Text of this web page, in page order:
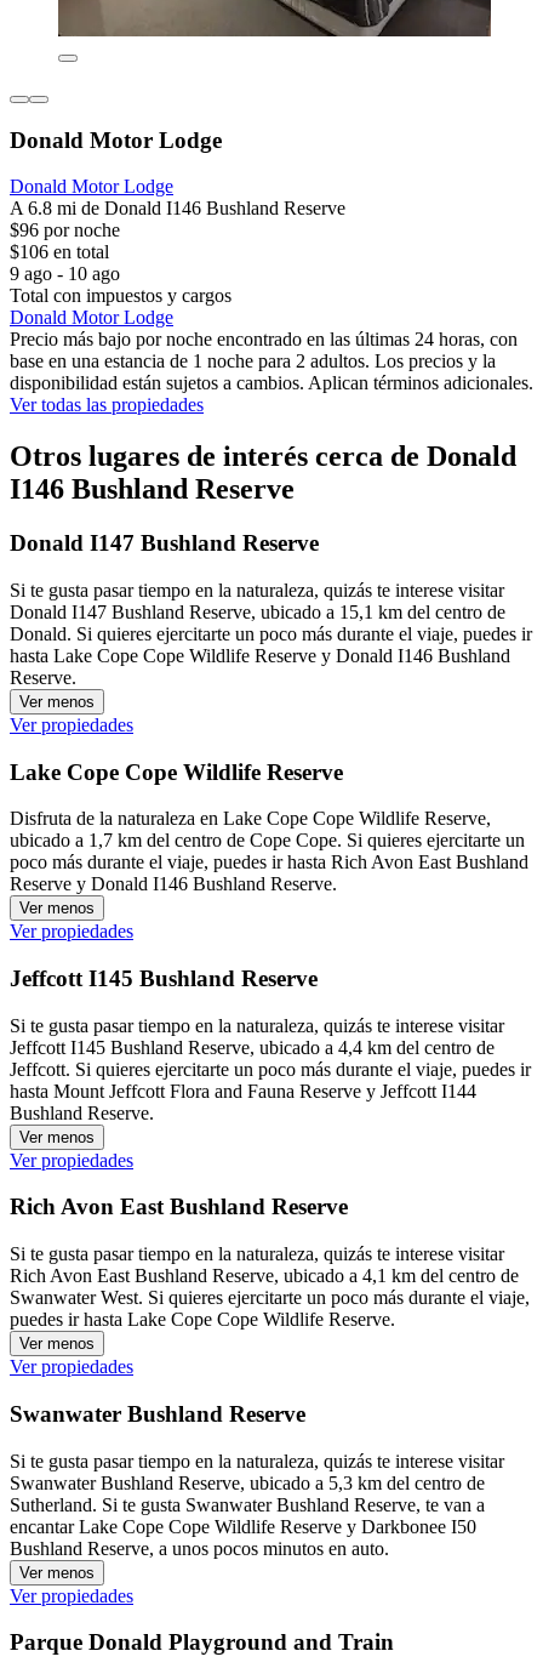
Donald Motor Lodge
Donald Motor Lodge
A 6.8 mi de Donald I146 Bushland Reserve
$96 por noche
$106 en total
9 ago - 10 ago
Total con impuestos y cargos
Donald Motor Lodge
Precio más bajo por noche encontrado en las últimas 24 horas, con
base en una estancia de 1 noche para 2 adultos. Los precios y la
disponibilidad están sujetos a cambios. Aplican términos adicionales.
Ver todas las propiedades
Otros lugares de interés cerca de Donald
I146 Bushland Reserve
Donald I147 Bushland Reserve
Si te gusta pasar tiempo en la naturaleza, quizás te interese visitar
Donald I147 Bushland Reserve, ubicado a 15,1 km del centro de
Donald. Si quieres ejercitarte un poco más durante el viaje, puedes ir
hasta Lake Cope Cope Wildlife Reserve y Donald I146 Bushland
Reserve.
Ver menos
Ver propiedades
Lake Cope Cope Wildlife Reserve
Disfruta de la naturaleza en Lake Cope Cope Wildlife Reserve,
ubicado a 1,7 km del centro de Cope Cope. Si quieres ejercitarte un
poco más durante el viaje, puedes ir hasta Rich Avon East Bushland
Reserve y Donald I146 Bushland Reserve.
Ver menos
Ver propiedades
Jeffcott I145 Bushland Reserve
Si te gusta pasar tiempo en la naturaleza, quizás te interese visitar
Jeffcott I145 Bushland Reserve, ubicado a 4,4 km del centro de
Jeffcott. Si quieres ejercitarte un poco más durante el viaje, puedes ir
hasta Mount Jeffcott Flora and Fauna Reserve y Jeffcott I144
Bushland Reserve.
Ver menos
Ver propiedades
Rich Avon East Bushland Reserve
Si te gusta pasar tiempo en la naturaleza, quizás te interese visitar
Rich Avon East Bushland Reserve, ubicado a 4,1 km del centro de
Swanwater West. Si quieres ejercitarte un poco más durante el viaje,
puedes ir hasta Lake Cope Cope Wildlife Reserve.
Ver menos
Ver propiedades
Swanwater Bushland Reserve
Si te gusta pasar tiempo en la naturaleza, quizás te interese visitar
Swanwater Bushland Reserve, ubicado a 5,3 km del centro de
Sutherland. Si te gusta Swanwater Bushland Reserve, te van a
encantar Lake Cope Cope Wildlife Reserve y Darkbonee I50
Bushland Reserve, a unos pocos minutos en auto.
Ver menos
Ver propiedades
Parque Donald Playground and Train